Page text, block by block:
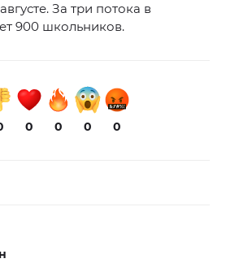
За три потока в
900 школьников.
0 0 0 0